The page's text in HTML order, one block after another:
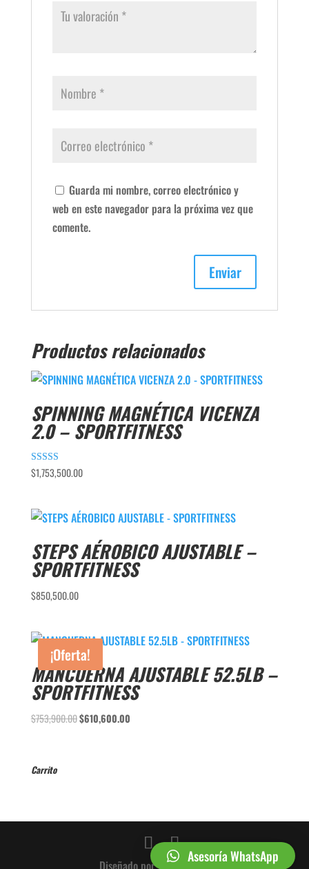
Guarda mi nombre, correo electrónico y
web en este navegador para la próxima vez que
comente.
Productos relacionados
SPINNING MAGNÉTICA VICENZA
2.0 – SPORTFITNESS
Valorado
con
$1,753,500.00
STEPS AÉROBICO AJUSTABLE –
SPORTFITNESS
$850,500.00
¡Oferta!
MANCUERNA AJUSTABLE 52.5LB –
SPORTFITNESS
$753,900.00El
$610,600.00El
Carrito
Asesoría WhatsApp